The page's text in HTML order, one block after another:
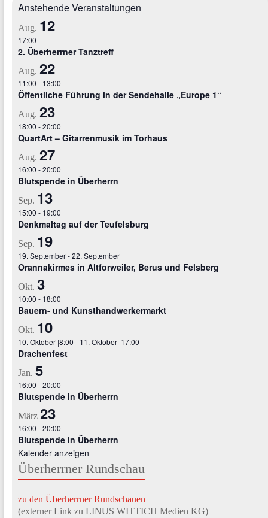
Anstehende Veranstaltungen
Aug. 12
17:00
2. Überherrner Tanztreff
Aug. 22
11:00 - 13:00
Öffentliche Führung in der Sendehalle „Europe 1“
Aug. 23
18:00 -20:00
QuartArt – Gitarrenmusik im Torhaus
Aug. 27
16:00 -20:00
Blutspende in Überherrn
Sep. 13
15:00 - 19:00
Denkmaltag auf der Teufelsburg
Sep. 19
19. September-22. September
Orannakirmes in Altforweiler, Berus und Felsberg
Okt. 3
10:00 - 18:00
Bauern- und Kunsthandwerkermarkt
Okt. 10
10. Oktober |8:00 - 11. Oktober |17:00
Drachenfest
Jan. 5
16:00 -20:00
Blutspende in Überherrn
März 23
16:00 -20:00
Blutspende in Überherrn
Kalender anzeigen
Überherrner Rundschau
zu den Überherrner Rundschauen
(externer Link zu LINUS WITTICH Medien KG)